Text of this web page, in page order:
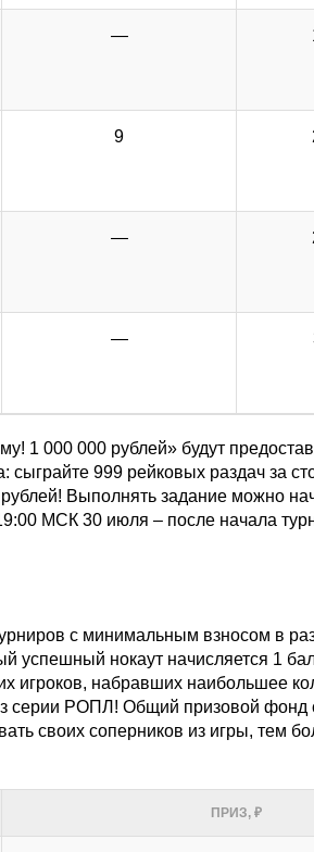
—
9
—
—
1 000 000 рублей» будут
999 рейковых раздач за
Выполнять задание можно
МСК 30 июля – после начала
с минимальным взносом в
успешный нокаут начисляется 1
игроков, набравших наибольшее
серии РОПЛ! Общий призовой фонд
своих соперников из игры, тем
ПРИЗ, ₽